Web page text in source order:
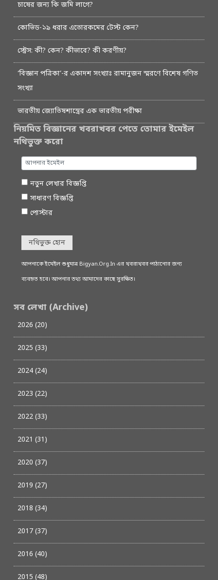
চাষের জন্য কি জমি লাগে?
কোভিড-১৯ ধরার এতোরকমের টেস্ট কেন?
স্ট্রেস: কী? কেন? কীভাবে? কী করণীয়?
‘বিজ্ঞান পত্রিকা’-র একাদশ সংখ্যাঃ রামানুজন স্মরণে বিশেষ গণিত
সংখ্যা
ভারতীয় জ্যোতিষশাস্ত্রের এক ভারতীয় পরীক্ষা
নিয়মিত বিজ্ঞানের খবরাখবর পেতে তোমার ইমেইল
নথিভুক্ত করো
নতুন লেখার বিজ্ঞপ্তি
সাধারণ বিজ্ঞপ্তি
পোস্টার
নথিভুক্ত হোন
আপনাকে ইমেইল শুধুমাত্র Bigyan.Org.In এর খবরাখবর পাঠানোর জন্য
ব্যবহৃত হবে। আপনার তথ্য আমাদের কাছে সুরক্ষিত।
সব লেখা (Archive)
2026 (20)
2025 (33)
2024 (24)
2023 (22)
2022 (33)
2021 (31)
2020 (37)
2019 (27)
2018 (34)
2017 (37)
2016 (40)
2015 (48)